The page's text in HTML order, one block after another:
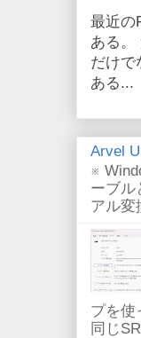
最近の
ある。
だけで
ある...
Arvel
※
ーブル
アル変
プを使
同じ